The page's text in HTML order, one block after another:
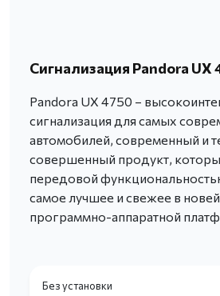
Сигнализация Pandora UX
Pandora UX 4750 –
сигнализация для самых
автомобилей, современный и
совершенный продукт,
передовой
самое лучшее и свежее в
программно-аппаратной
Без установки